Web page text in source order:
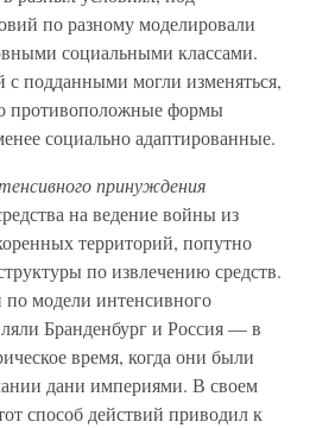
по разному моделировали
социальными классами.
подданными могли изменяться,
противоположные формы
социально адаптированные.
принуждения
на ведение войны из
территорий, попутно
по извлечению средств.
по модели интенсивного
Бранденбург и Россия — в
время, когда они были
дани империями. В своем
способ действий приводил к